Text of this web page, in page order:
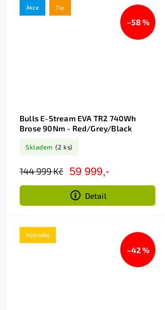
Akce Tip
–58 %
Bulls E-Stream EVA TR2 740Wh
Brose 90Nm - Red/Grey/Black
Skladem (2 ks)
144 999 Kč 59 999,-
Detail
Výprodej
–42 %